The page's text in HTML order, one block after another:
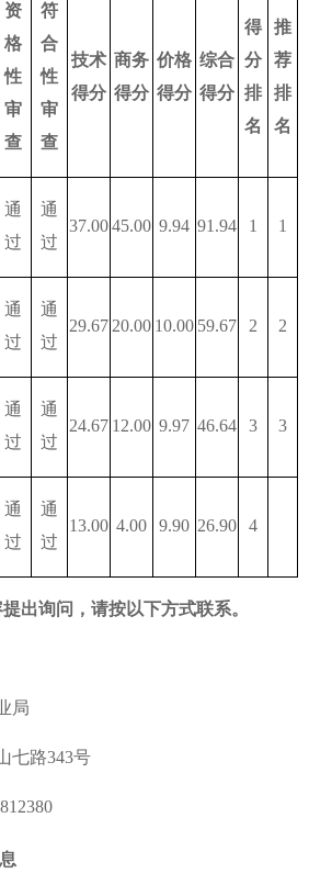
资
格
性
审
查
符
合
性
审
查
技术
得分
商务
得分
价格
得分
综合
得分
得
分
排
名
推
荐
排
名
通
过
通
过
37.0045.00 9.94 91.94 1 1
通
过
通
过
29.67 20.00 10.00 59.67 2 2
通
过
通
过
24.67 12.00 9.97 46.64 3 3
通
过
通
过
13.00 4.00 9.90 26.90 4
出询问，请按以下方式联系。
局
七路343号